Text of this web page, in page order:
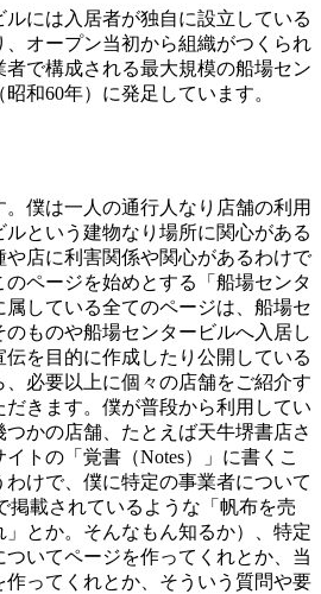
には入居者が独自に設立している
オープン当初から組織がつくられ
で構成される最大規模の船場セン
和60年）に発足しています。
僕は一人の通行人なり店舗の利用
という建物なり場所に関心がある
店に利害関係や関心があるわけで
ページを始めとする「船場センタ
している全てのページは、船場セ
ものや船場センタービルへ入居し
を目的に作成したり公開している
必要以上に個々の店舗をご紹介す
だきます。僕が普段から利用してい
かの店舗、たとえば天牛堺書店さ
トの「覚書（Notes）」に書くこ
けで、僕に特定の事業者について
掲載されているような「帆布を売
」とか。そんなもん知るか）、特定
いてページを作ってくれとか、当
ってくれとか、そういう質問や要